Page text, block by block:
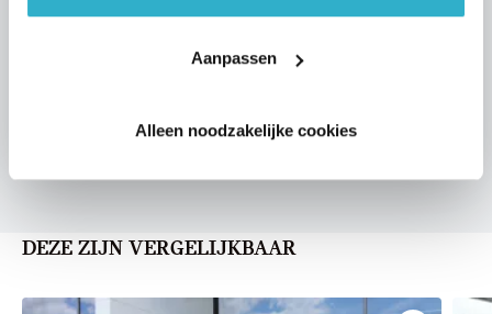
Aanpassen
Alleen noodzakelijke cookies
We verrekenen de waarde van uw auto
DEZE ZIJN VERGELIJKBAAR